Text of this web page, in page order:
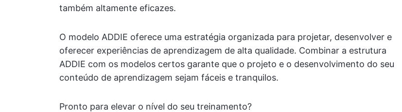
também altamente eficazes.
O modelo ADDIE oferece uma estratégia organizada para projetar, desenvolver e
oferecer experiências de aprendizagem de alta qualidade. Combinar a estrutura
ADDIE com os modelos certos garante que o projeto e o desenvolvimento do seu
conteúdo de aprendizagem sejam fáceis e tranquilos.
Pronto para elevar o nível do seu treinamento?